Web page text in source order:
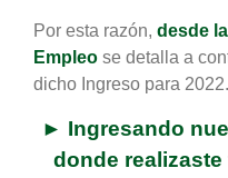
Por esta razón, desde
Empleo se detalla a
dicho Ingreso para 2022.
► Ingresando
donde